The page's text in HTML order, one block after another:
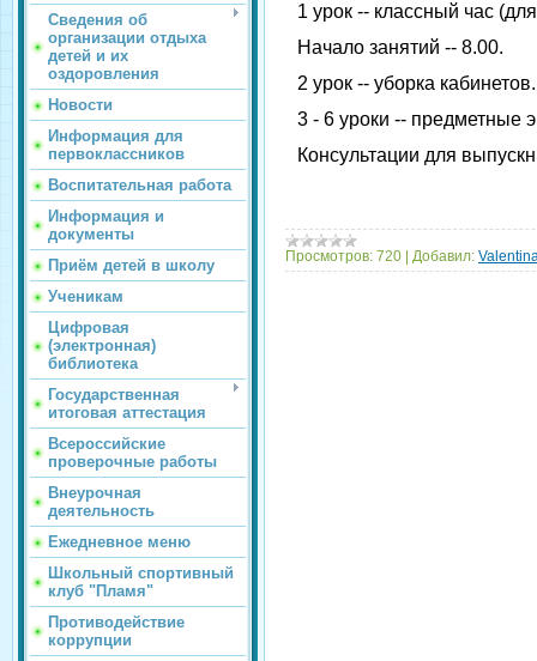
Сведения об
организации отдыха
детей и их
оздоровления
Новости
Информация для
первоклассников
Воспитательная работа
Информация и
документы
Приём детей в школу
Ученикам
Цифровая
(электронная)
библиотека
Государственная
итоговая аттестация
Всероссийские
проверочные работы
Внеурочная
деятельность
Ежедневное меню
Школьный спортивный
клуб "Пламя"
Противодействие
коррупции
1 урок -- классный час
Начало занятий -- 8.00.
2 урок -- уборка кабинетов.
3 - 6 уроки -- предметные
Консультации для
Просмотров: 720 Добавил: